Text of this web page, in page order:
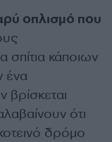
οπλισμό που
σπίτια κάποιων
ένα
ότι
δρόμο